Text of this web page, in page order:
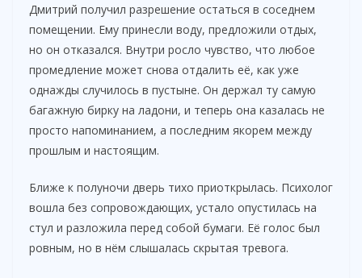
Дмитрий получил разрешение остаться в соседнем
помещении. Ему принесли воду, предложили отдых,
но он отказался. Внутри росло чувство, что любое
промедление может снова отдалить её, как уже
однажды случилось в пустыне. Он держал ту самую
багажную бирку на ладони, и теперь она казалась не
просто напоминанием, а последним якорем между
прошлым и настоящим.
Ближе к полуночи дверь тихо приоткрылась. Психолог
вошла без сопровождающих, устало опустилась на
стул и разложила перед собой бумаги. Её голос был
ровным, но в нём слышалась скрытая тревога.